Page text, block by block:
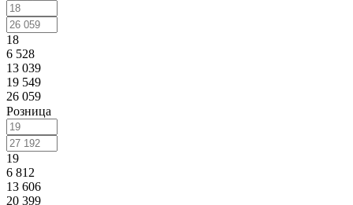
18
6 528
13 039
19 549
26 059
Розница
19
6 812
13 606
20 399